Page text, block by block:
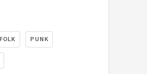
FOLK PUNK